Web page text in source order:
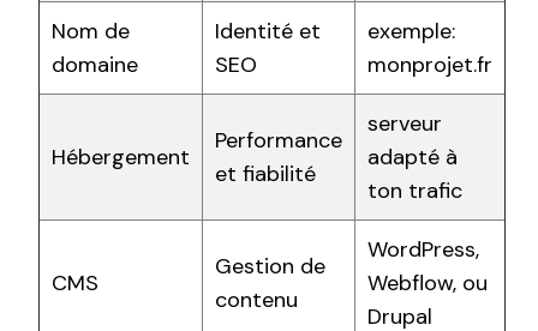
Nom de
domaine
Identité et
SEO
exemple:
monprojet.fr
Hébergement
Performance
et fiabilité
serveur
adapté à
ton trafic
CMS
Gestion de
contenu
WordPress,
Webflow, ou
Drupal